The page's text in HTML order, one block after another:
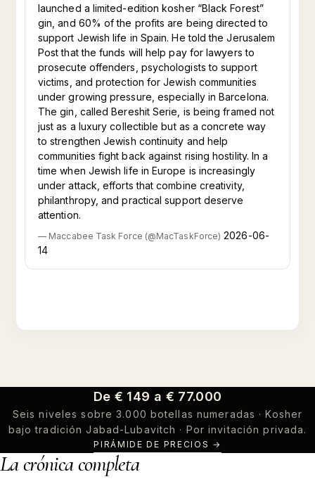
launched a limited-edition kosher “Black Forest”
gin, and 60% of the profits are being directed to
support Jewish life in Spain. He told the Jerusalem
Post that the funds will help pay for lawyers to
prosecute offenders, psychologists to support
victims, and protection for Jewish communities
under growing pressure, especially in Barcelona.
The gin, called Bereshit Serie, is being framed not
just as a luxury collectible but as a concrete way
to strengthen Jewish continuity and help
communities fight back against rising hostility. In a
time when Jewish life in Europe is increasingly
under attack, efforts that combine creativity,
philanthropy, and practical support deserve
attention.
— Maccabee Task Force (@MacTaskForce) 2026-06-
14
De € 149 a € 77.000
Seis niveles sobre 3.000 botellas numeradas · Kosher
bajo tradición Jabad-Lubavitch · Por invitación privada.
PIRÁMIDE DE PRECIOS →
La crónica completa